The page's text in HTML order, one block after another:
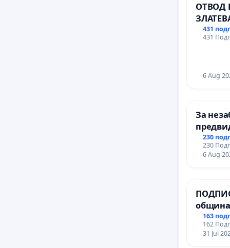
гр.
ОТВОД
431
431
6 Aug
За
на
и
230
230
6 Aug
община
за
МЕД”
се
163
162
31 Jul